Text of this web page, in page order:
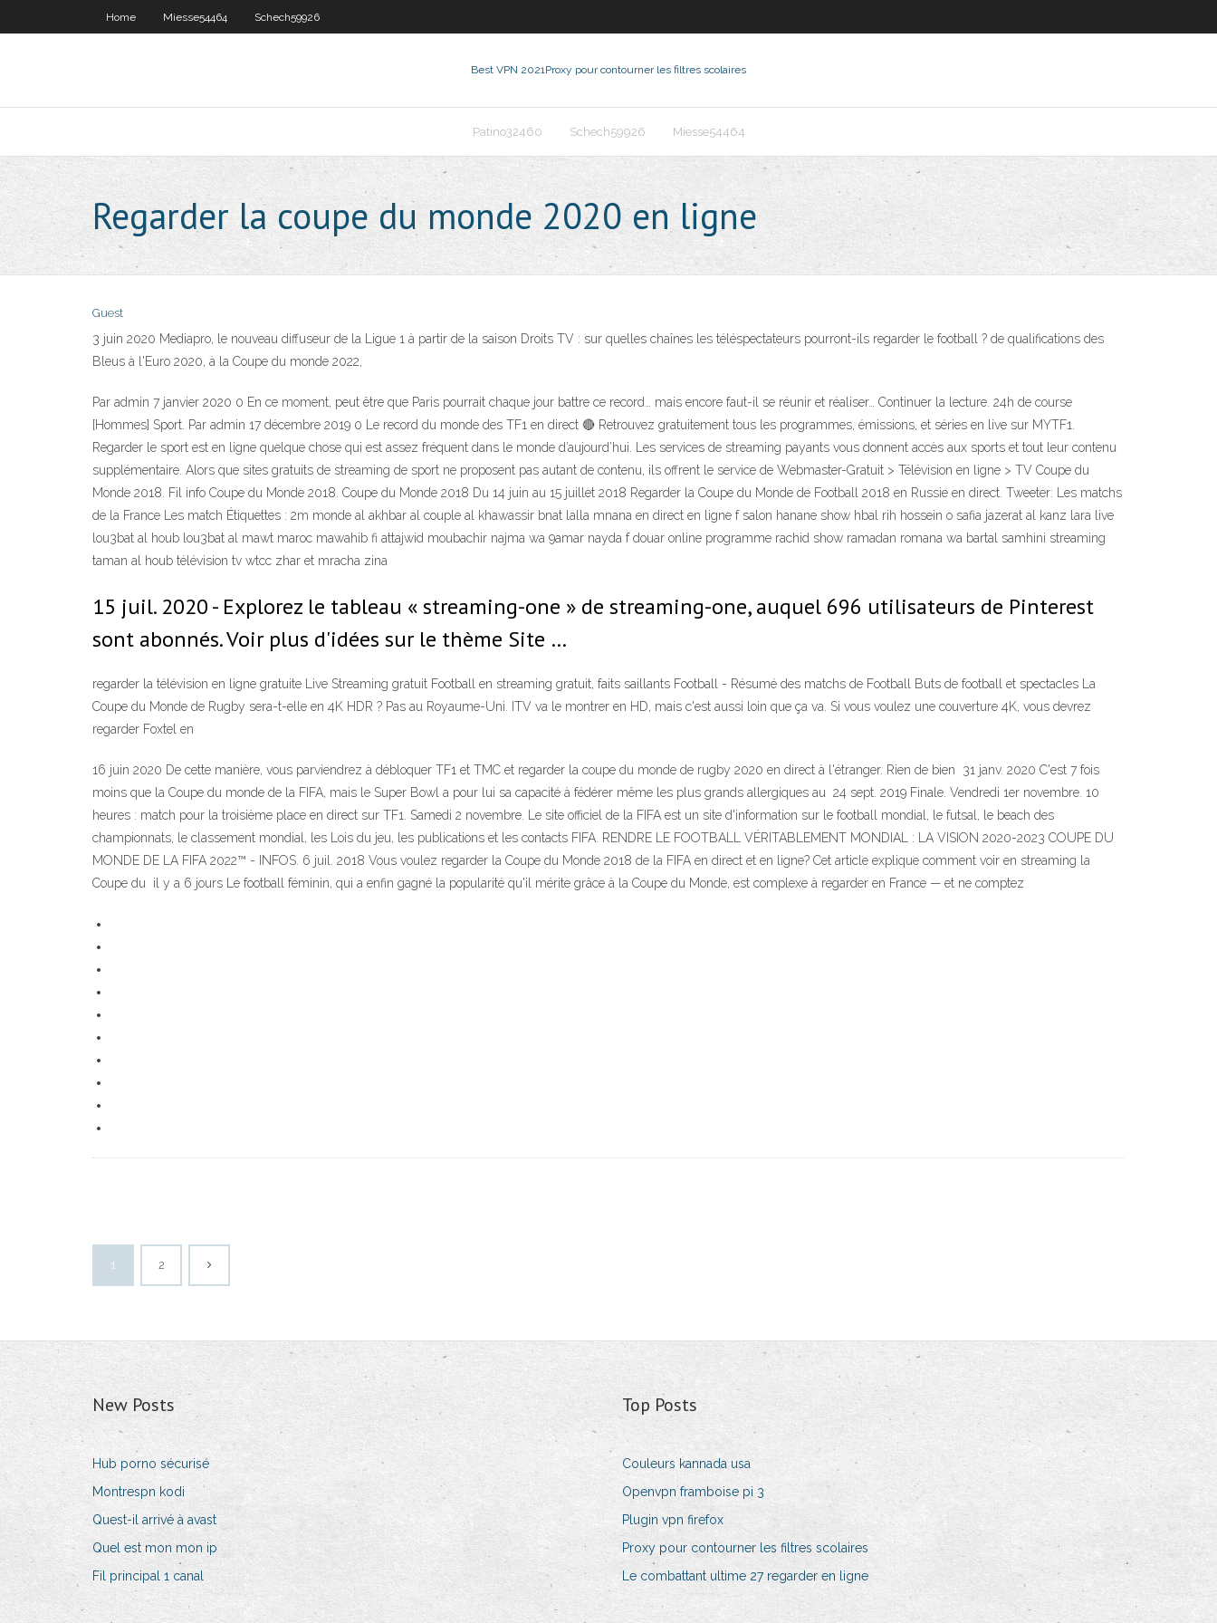
Home Miesse54464 Schech59926
Best VPN 2021Proxy pour contourner les filtres scolaires
Patino32460 Schech59926 Miesse54464
Regarder la coupe du monde 2020 en ligne
Guest
3 juin 2020 Mediapro, le nouveau diffuseur de la Ligue 1 à partir de la saison Droits TV : sur quelles chaînes les téléspectateurs pourront-ils regarder le football ? de qualifications des
Bleus à l'Euro 2020, à la Coupe du monde 2022,
Par admin 7 janvier 2020 0 En ce moment, peut être que Paris pourrait chaque jour battre ce record… mais encore faut-il se réunir et réaliser… Continuer la lecture. 24h de course
[Hommes] Sport. Par admin 17 décembre 2019 0 Le record du monde des TF1 en direct 🔴 Retrouvez gratuitement tous les programmes, émissions, et séries en live sur MYTF1.
Regarder le sport est en ligne quelque chose qui est assez fréquent dans le monde d’aujourd’hui. Les services de streaming payants vous donnent accès aux sports et tout leur contenu
supplémentaire. Alors que sites gratuits de streaming de sport ne proposent pas autant de contenu, ils offrent le service de Webmaster-Gratuit > Télévision en ligne > TV Coupe du
Monde 2018. Fil info Coupe du Monde 2018. Coupe du Monde 2018 Du 14 juin au 15 juillet 2018 Regarder la Coupe du Monde de Football 2018 en Russie en direct. Tweeter: Les matchs
de la France Les match Étiquettes : 2m monde al akhbar al couple al khawassir bnat lalla mnana en direct en ligne f salon hanane show hbal rih hossein o safia jazerat al kanz lara live
lou3bat al houb lou3bat al mawt maroc mawahib fi attajwid moubachir najma wa 9amar nayda f douar online programme rachid show ramadan romana wa bartal samhini streaming
taman al houb télévision tv wtcc zhar et mracha zina
15 juil. 2020 - Explorez le tableau « streaming-one » de streaming-one, auquel 696 utilisateurs de Pinterest
sont abonnés. Voir plus d'idées sur le thème Site …
regarder la télévision en ligne gratuite Live Streaming gratuit Football en streaming gratuit, faits saillants Football - Résumé des matchs de Football Buts de football et spectacles La
Coupe du Monde de Rugby sera-t-elle en 4K HDR ? Pas au Royaume-Uni. ITV va le montrer en HD, mais c'est aussi loin que ça va. Si vous voulez une couverture 4K, vous devrez
regarder Foxtel en
16 juin 2020 De cette manière, vous parviendrez à débloquer TF1 et TMC et regarder la coupe du monde de rugby 2020 en direct à l'étranger. Rien de bien 31 janv. 2020 C'est 7 fois
moins que la Coupe du monde de la FIFA, mais le Super Bowl a pour lui sa capacité à fédérer même les plus grands allergiques au 24 sept. 2019 Finale. Vendredi 1er novembre. 10
heures : match pour la troisième place en direct sur TF1. Samedi 2 novembre. Le site officiel de la FIFA est un site d'information sur le football mondial, le futsal, le beach des
championnats, le classement mondial, les Lois du jeu, les publications et les contacts FIFA. RENDRE LE FOOTBALL VÉRITABLEMENT MONDIAL : LA VISION 2020-2023 COUPE DU
MONDE DE LA FIFA 2022™ - INFOS. 6 juil. 2018 Vous voulez regarder la Coupe du Monde 2018 de la FIFA en direct et en ligne? Cet article explique comment voir en streaming la
Coupe du il y a 6 jours Le football féminin, qui a enfin gagné la popularité qu'il mérite grâce à la Coupe du Monde, est complexe à regarder en France — et ne comptez
1 2
New Posts
Hub porno sécurisé
Montrespn kodi
Quest-il arrivé à avast
Quel est mon mon ip
Fil principal 1 canal
Top Posts
Couleurs kannada usa
Openvpn framboise pi 3
Plugin vpn firefox
Proxy pour contourner les filtres scolaires
Le combattant ultime 27 regarder en ligne